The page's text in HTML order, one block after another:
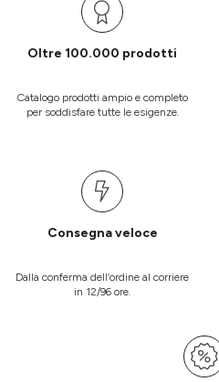
Oltre 100.000 prodotti
Catalogo prodotti ampio e completo
per soddisfare tutte le esigenze.
Consegna veloce
Dalla conferma dell’ordine al corriere
in 12/96 ore.